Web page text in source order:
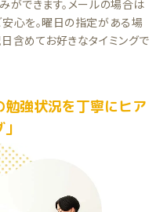
できます。メールの場合は
心を。曜日の指定がある場
含めてお好きなタイミングで
強状況を丁寧にヒア